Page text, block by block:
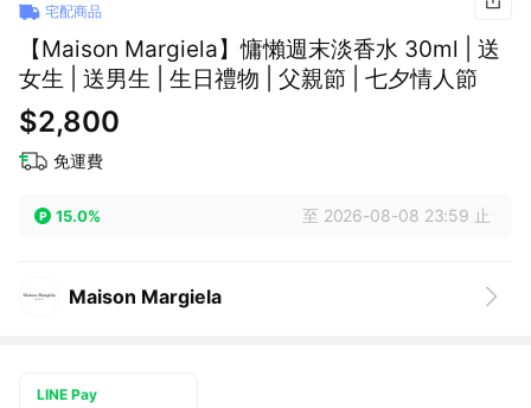
宅配商品
【Maison Margiela】慵懶週末淡香水 30ml | 送
女生 | 送男生 | 生日禮物 | 父親節 | 七夕情人節
$2,800
免運費
15.0% 至 2026-08-08 23:59 止
Maison Margiela
LINE Pay